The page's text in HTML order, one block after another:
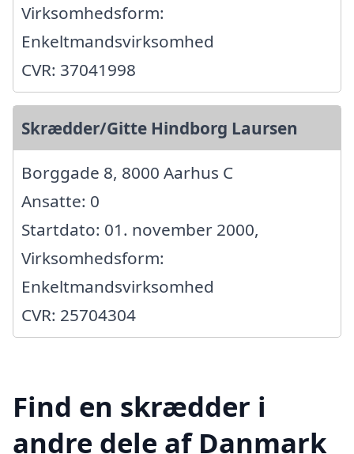
Virksomhedsform:
Enkeltmandsvirksomhed
CVR: 37041998
Skrædder/Gitte Hindborg Laursen
Borggade 8, 8000 Aarhus C
Ansatte: 0
Startdato: 01. november 2000,
Virksomhedsform:
Enkeltmandsvirksomhed
CVR: 25704304
Find en skrædder i
andre dele af Danmark